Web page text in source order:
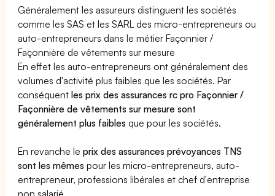
Généralement les assureurs distinguent les sociétés
comme les SAS et les SARL des micro-entrepreneurs ou
auto-entrepreneurs dans le métier Façonnier /
Façonnière de vêtements sur mesure
En effet les auto-entrepreneurs ont généralement des
volumes d'activité plus faibles que les sociétés. Par
conséquentles prix des assurances rc pro Façonnier /
Façonnière de vêtements sur mesure sont
généralement plus faibles que pour les sociétés.
En revanche leprix des assurances prévoyances TNS
sont les mêmes pour les micro-entrepreneurs, auto-
entrepreneur, professions libérales et chef d'entreprise
non salarié.